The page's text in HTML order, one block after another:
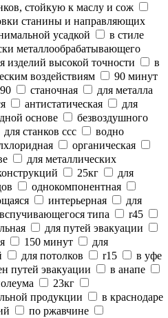
стойкую к маслу и сож
станины и направляющих
усадкой
в стиле
металлообрабатывающего
изделий высокой точности
в
воздействиям
90 минут
станочная
для металла
антистатическая
для
основе
безвоздушного
для станков ссс
водно
органическая
для металлических
25кг
для
однокомпонентная
интерьерная
для
вспучивающегося типа
r45
для путей эвакуации
150 минут
для
для потолков r15
в уфе
путей эвакуации
в анапе
23кг
продукции
в краснодаре
по ржавчине